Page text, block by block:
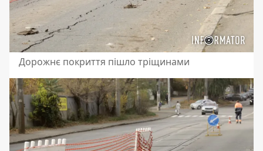
Дорожнє покриття пішло тріщинами